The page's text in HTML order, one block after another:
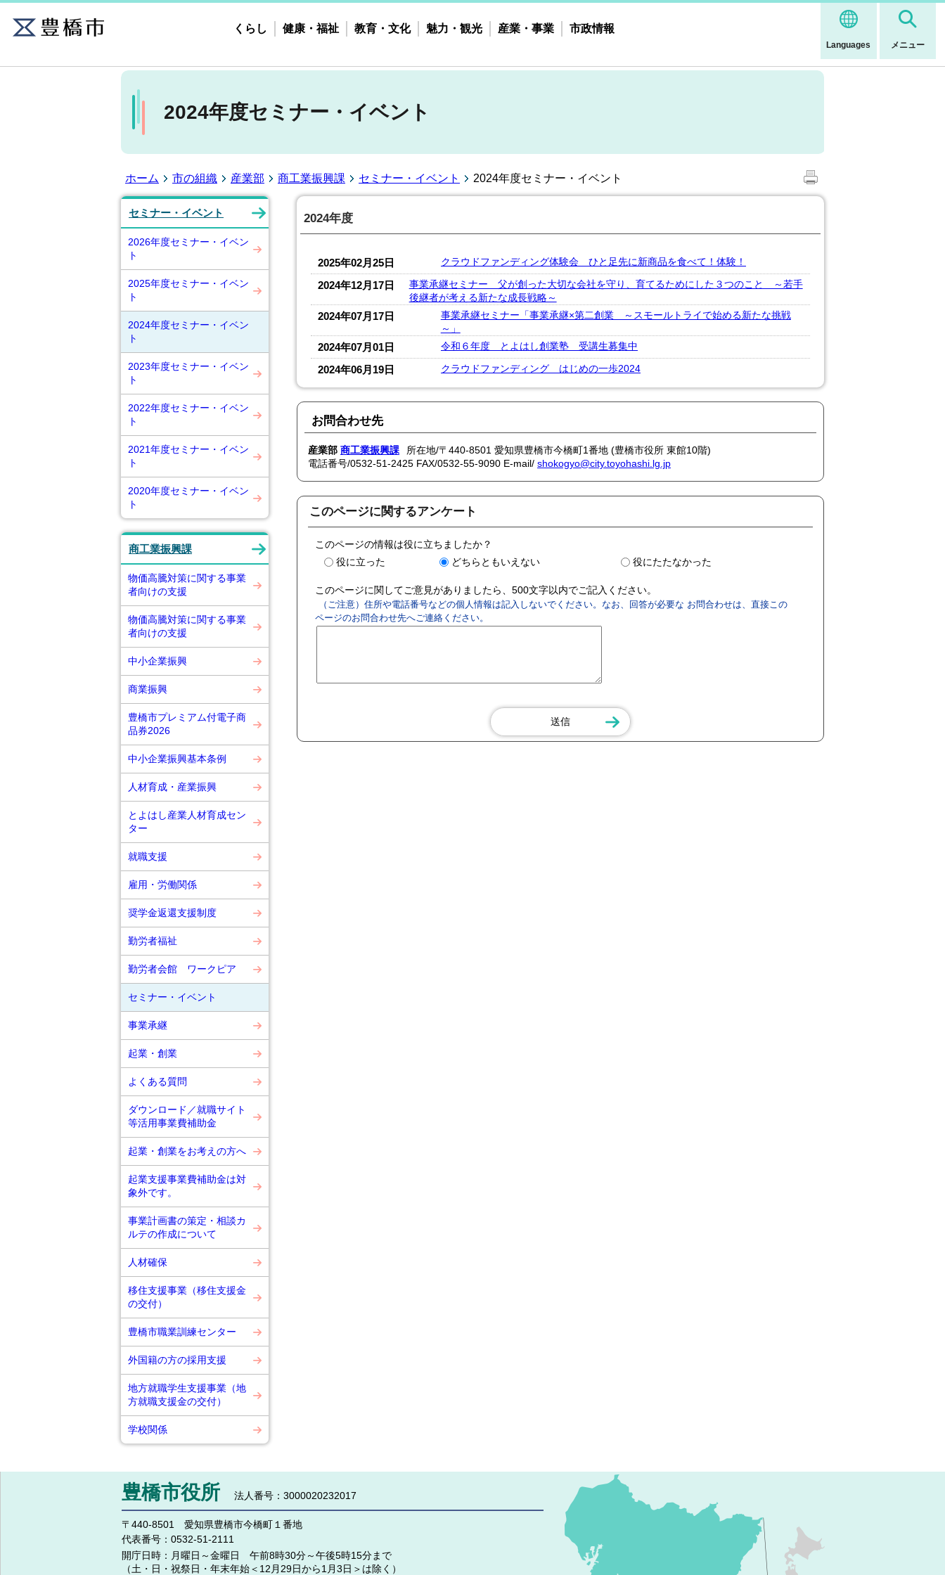
Languages メニュー
くらし 健康・福祉 教育・文化 魅力・観光 産業・事業 市政情報
2024年度セミナー・イベント
ホーム 市の組織 産業部 商工業振興課 セミナー・イベント 2024年度セミナー・イベント
セミナー・イベント
2026年度セミナー・イベン
ト
2025年度セミナー・イベン
ト
2024年度セミナー・イベン
ト
2023年度セミナー・イベン
ト
2022年度セミナー・イベン
ト
2021年度セミナー・イベン
ト
2020年度セミナー・イベン
ト
商工業振興課
物価高騰対策に関する事業
者向けの支援
物価高騰対策に関する事業
者向けの支援
中小企業振興
商業振興
豊橋市プレミアム付電子商
品券2026
中小企業振興基本条例
人材育成・産業振興
とよはし産業人材育成セン
ター
就職支援
雇用・労働関係
奨学金返還支援制度
勤労者福祉
勤労者会館 ワークピア
セミナー・イベント
事業承継
起業・創業
よくある質問
ダウンロード／就職サイト
等活用事業費補助金
起業・創業をお考えの方へ
起業支援事業費補助金は対
象外です。
事業計画書の策定・相談カ
ルテの作成について
人材確保
移住支援事業（移住支援金
の交付）
豊橋市職業訓練センター
外国籍の方の採用支援
地方就職学生支援事業（地
方就職支援金の交付）
学校関係
2024年度
2025年02月25日 クラウドファンディング体験会 ひと足先に新商品を食べて！体験！
2024年12月17日
事業承継セミナー 父が創った大切な会社を守り、育てるためにした３つのこと ～若手
後継者が考える新たな成長戦略～
2024年07月17日
事業承継セミナー「事業承継×第二創業 ～スモールトライで始める新たな挑戦
～」
2024年07月01日 令和６年度 とよはし創業塾 受講生募集中
2024年06月19日 クラウドファンディング はじめの一歩2024
お問合わせ先
産業部 商工業振興課
所在地/〒440-8501 愛知県豊橋市今橋町1番地 (豊橋市役所 東館10階)
電話番号/0532-51-2425 FAX/0532-55-9090 E-mail/ shokogyo@city.toyohashi.lg.jp
このページに関するアンケート
このページの情報は役に立ちましたか？
役に立った
どちらともいえない 役にたたなかった
このページに関してご意見がありましたら、500文字以内でご記入ください。
（ご注意）住所や電話番号などの個人情報は記入しないでください。なお、回答が必要な お問合わせは、直接この
ページのお問合わせ先へご連絡ください。
豊橋市役所 法人番号：3000020232017
〒440-8501 愛知県豊橋市今橋町１番地
代表番号： 0532-51-2111
開庁日時： 月曜日～金曜日 午前8時30分～午後5時15分まで
（土・日・祝祭日・年末年始＜12月29日から1月3日＞は除く）